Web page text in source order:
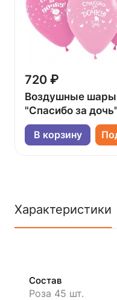
720 ₽
Воздушные шары
"Спасибо за
В корзину
Характеристики
Состав
Роза 45 шт.